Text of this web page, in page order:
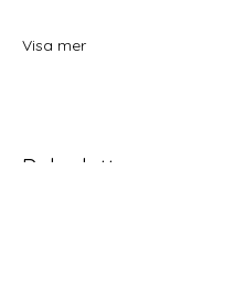
Visa mer
Dela detta evenemang